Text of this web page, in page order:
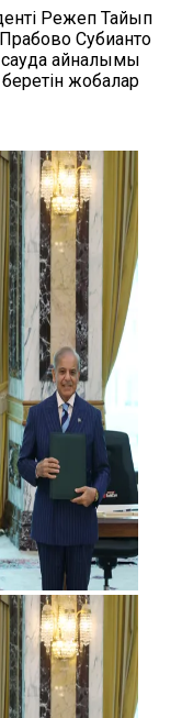
Режеп Тайып
Субианто
айналымы
жобалар